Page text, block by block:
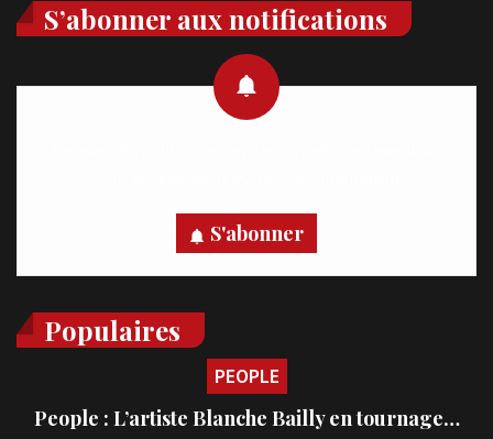
S’abonner aux notifications
S'abonner
Populaires
PEOPLE
People : L’artiste Blanche Bailly en tournage…